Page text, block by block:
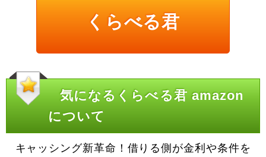
くらべる君
気になるくらべる君 amazon
について
キャッシング新革命！借りる側が金利や条件を